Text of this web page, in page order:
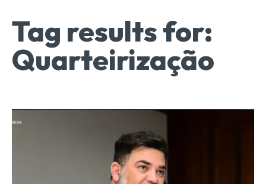
Tag results for:
Quarteirização